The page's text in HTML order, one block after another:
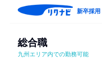
新卒採用
総合職
九州エリア内での勤務可能